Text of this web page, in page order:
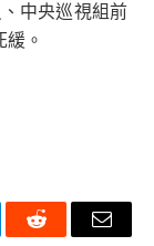
中央巡視組前
。
Reddit Email